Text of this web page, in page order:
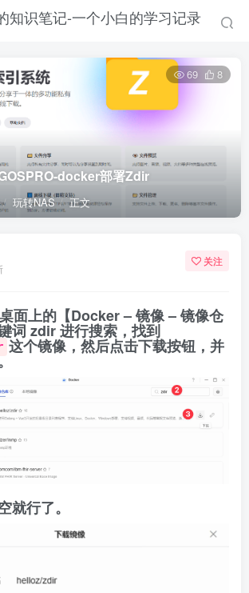
docker部署Zdir
玩转NAS 正文
69 8
关注
面上的【Docker – 镜像 – 镜像仓
词 zdir 进行搜索，找到
这个镜像，然后点击下载按钮，并
就行了。